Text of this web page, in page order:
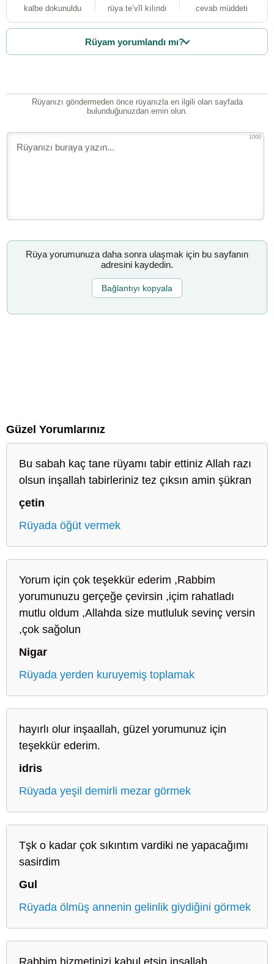
kalbe dokunuldu rüya te’vîl kılındı
cevab müddeti
Rüyam yorumlandı mı?
Rüyanızı göndermeden önce rüyanızla en ilgili olan sayfada
bulunduğunuzdan emin olun.
1000
Rüya yorumunuza daha sonra ulaşmak için bu sayfanın
adresini kaydedin.
Bağlantıyı kopyala
Güzel Yorumlarınız
Bu sabah kaç tane rüyamı tabir ettiniz Allah razı
olsun inşallah tabirleriniz tez çıksın amin şükran
çetin
Rüyada öğüt vermek
Yorum için çok teşekkür ederim ,Rabbim
yorumunuzu gerçeğe çevirsin ,içim rahatladı
mutlu oldum ,Allahda size mutluluk sevinç versin
,çok sağolun
Nigar
Rüyada yerden kuruyemiş toplamak
hayırlı olur inşaallah, güzel yorumunuz için
teşekkür ederim.
idris
Rüyada yeşil demirli mezar görmek
Tşk o kadar çok sıkıntım vardiki ne yapacağımı
sasirdim
Gul
Rüyada ölmüş annenin gelinlik giydiğini görmek
Rabbim hizmetinizi kabul etsin inşallah.